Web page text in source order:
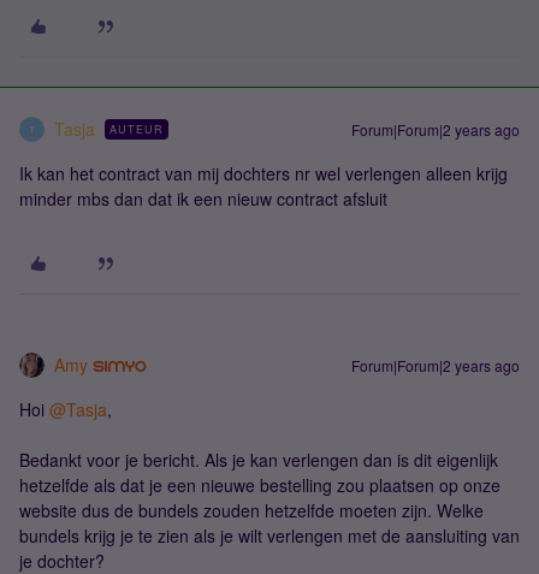
T Tasja AUTEUR Forum|Forum|2 years ago
Ik kan het contract van mij dochters nr wel verlengen alleen krijg
minder mbs dan dat ik een nieuw contract afsluit
Amy Forum|Forum|2 years ago
Hoi @Tasja,
Bedankt voor je bericht. Als je kan verlengen dan is dit eigenlijk
hetzelfde als dat je een nieuwe bestelling zou plaatsen op onze
website dus de bundels zouden hetzelfde moeten zijn. Welke
bundels krijg je te zien als je wilt verlengen met de aansluiting van
je dochter?